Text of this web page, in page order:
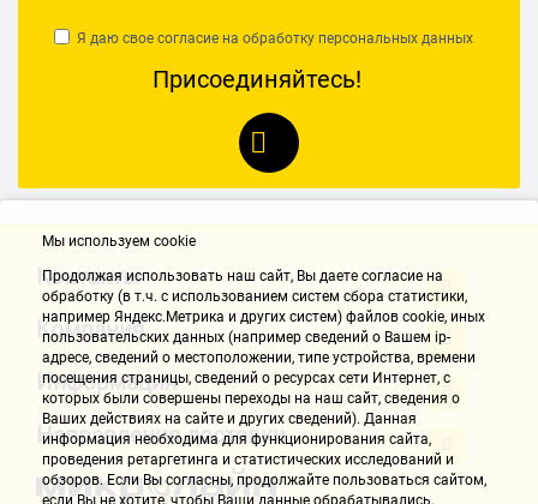
Цена.
Неплохие, но не более. Радуют невысокой ценой и внешним видом,
но огорчают качеством звука. В любом случае, своих денег стоят.
Имя не указано
Звук не самый качественный, увы. Гламурная подсветка.
Имя не указано
23.11.2020, 11:07
Достоинства:
Я даю свое согласие на обработку персональных данных
Присоединяйтесь!
Контакты
Компания
Информация
Направления доставки
Мы используем cookie
Продолжая использовать наш cайт, Вы даете согласие на
обработку (в т.ч. с использованием систем сбора статистики,
например Яндекс.Метрика и других систем) файлов cookie, иных
пользовательских данных (например сведений о Вашем ip-
адресе, сведений о местоположении, типе устройства, времени
посещения страницы, сведений о ресурсах сети Интернет, с
которых были совершены переходы на наш сайт, сведения о
Ваших действиях на сайте и других сведений). Данная
информация необходима для функционирования сайта,
проведения ретаргетинга и статистических исследований и
обзоров. Если Вы согласны, продолжайте пользоваться сайтом,
если Вы не хотите, чтобы Ваши данные обрабатывались,